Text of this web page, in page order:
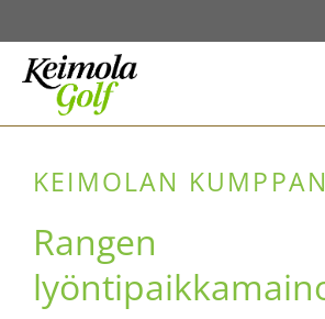
KEIMOLAN
Rangen